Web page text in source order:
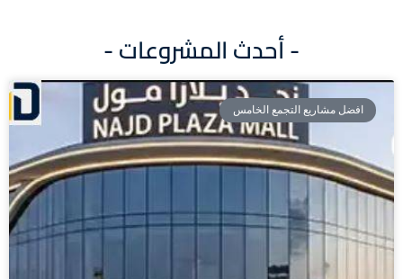
- أحدث المشروعات -
افضل مشاريع التجمع الخامس